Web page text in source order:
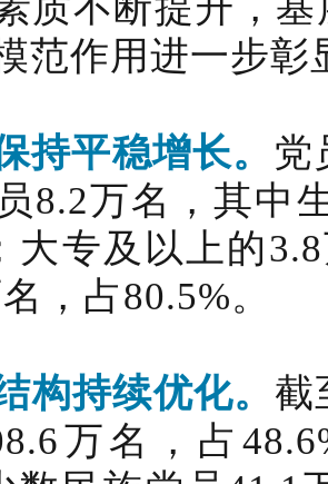
范作用进一步彰
持平稳增长。 党
8.2万名，其中
大专及以上的
，占80.5%。
构持续优化。 截
万名，占